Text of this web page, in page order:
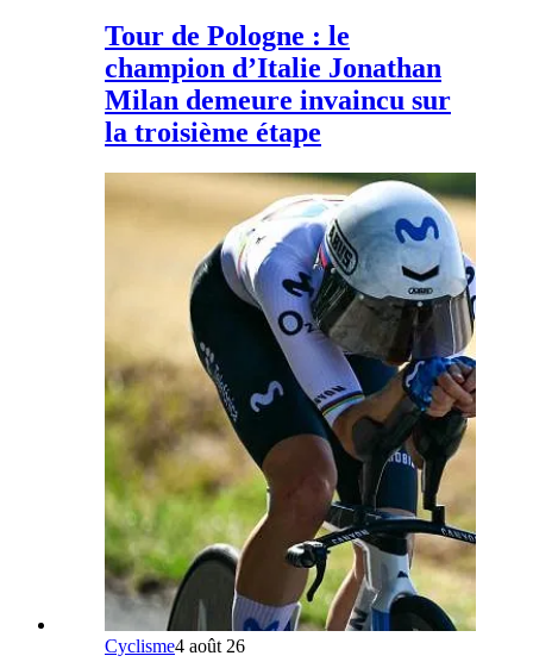
Tour de Pologne : le
champion d’Italie Jonathan
Milan demeure invaincu sur
la troisième étape
Cyclisme4 août 26